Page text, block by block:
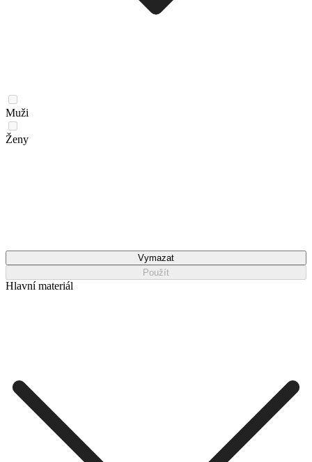
Muži
Ženy
Vymazat
Použít
Hlavní materiál